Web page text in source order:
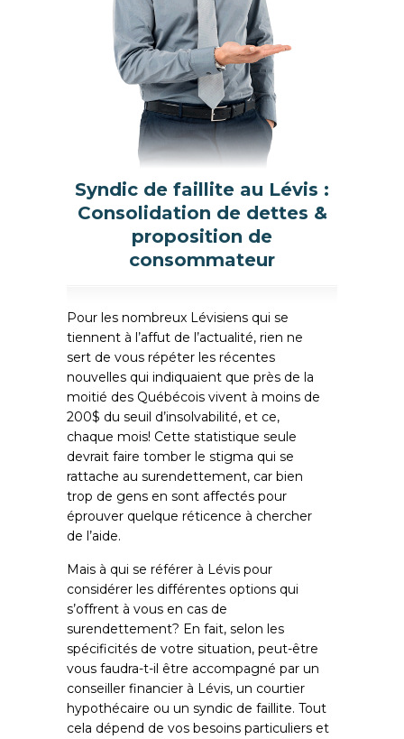
Syndic de faillite au Lévis :
Consolidation de dettes &
proposition de
consommateur
Pour les nombreux Lévisiens qui se
tiennent à l’affut de l’actualité, rien ne
sert de vous répéter les récentes
nouvelles qui indiquaient que près de la
moitié des Québécois vivent à moins de
200$ du seuil d’insolvabilité, et ce,
chaque mois! Cette statistique seule
devrait faire tomber le stigma qui se
rattache au surendettement, car bien
trop de gens en sont affectés pour
éprouver quelque réticence à chercher
de l’aide.
Mais à qui se référer à Lévis pour
considérer les différentes options qui
s’offrent à vous en cas de
surendettement? En fait, selon les
spécificités de votre situation, peut-être
vous faudra-t-il être accompagné par un
conseiller financier à Lévis, un courtier
hypothécaire ou un syndic de faillite. Tout
cela dépend de vos besoins particuliers et